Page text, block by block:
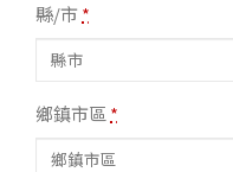
縣/市*
鄉鎮市區 *